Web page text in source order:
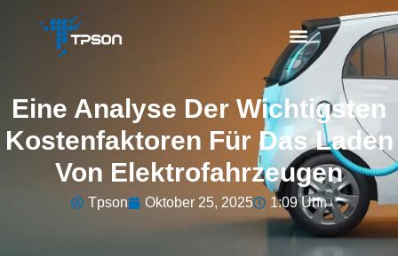
Eine Analyse Der Wichtigsten
Kostenfaktoren Für Das Laden
Von Elektrofahrzeugen
Tpson Oktober 25, 2025 1:09 Uhr.